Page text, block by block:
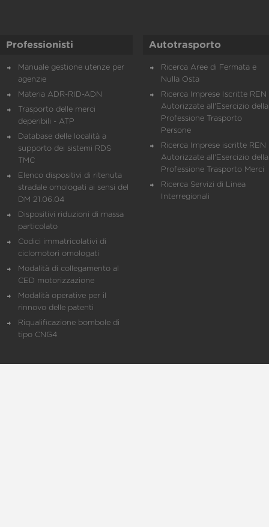
Professionisti
Manuale gestione utenze per
agenzie
Materia ADR-RID-ADN
Trasporto delle merci
deperibili - ATP
Database delle località a
supporto dei sistemi RDS
TMC
Elenco dispositivi di ritenuta
stradale omologati ai sensi del
DM 21.06.04
Dispositivi riduzioni di massa
particolato
Codici immatricolativi di
ciclomotori omologati
Modalità di collegamento al
CED motorizzazione
Modalità operative per il
rinnovo delle patenti
Riqualificazione bombole di
tipo CNG4
Autotrasporto
Ricerca Aree di Fermata e
Nulla Osta
Ricerca Imprese Iscritte REN
Autorizzate all'Esercizio della
Professione Trasporto
Persone
Ricerca Imprese iscritte REN
Autorizzate all'Esercizio della
Professione Trasporto Merci
Ricerca Servizi di Linea
Interregionali